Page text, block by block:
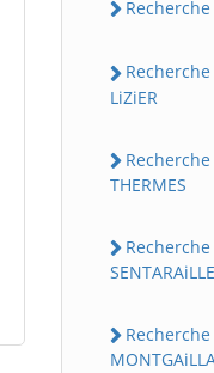
LiZiER
THERMES
SENTARAiLLE